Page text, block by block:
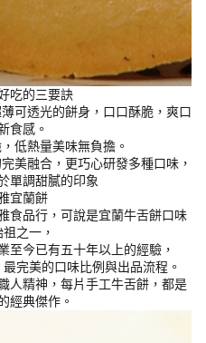
吃的三要訣
可透光的餅身，口口酥脆，爽口
食感。
低熱量美味無負擔。
美融合，更巧心研發多種口味，
單調甜膩的印象
宜蘭餅
食品行，可說是宜蘭牛舌餅口味
之一，
至今已有五十年以上的經驗，
完美的口味比例與出品流程。
人精神，每片手工牛舌餅，都是
經典傑作。